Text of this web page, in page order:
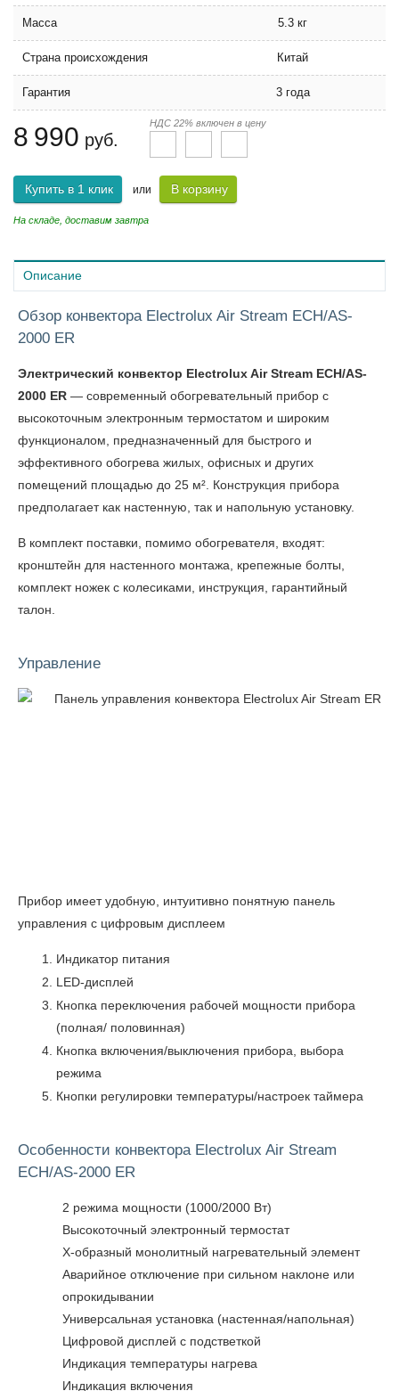
Масса 5.3 кг
Страна происхождения Китай
Гарантия 3 года
8 990 руб.
НДС 22% включен в цену
Купить в 1 клик или В корзину
На складе, доставим завтра
Описание
Обзор конвектора Electrolux Air Stream ECH/AS-
2000 ER
Электрический конвектор Electrolux Air Stream ECH/AS-
2000 ER — современный обогревательный прибор с
высокоточным электронным термостатом и широким
функционалом, предназначенный для быстрого и
эффективного обогрева жилых, офисных и других
помещений площадью до 25 м². Конструкция прибора
предполагает как настенную, так и напольную установку.
В комплект поставки, помимо обогревателя, входят:
кронштейн для настенного монтажа, крепежные болты,
комплект ножек с колесиками, инструкция, гарантийный
талон.
Управление
Прибор имеет удобную, интуитивно понятную панель
управления c цифровым дисплеем
Индикатор питания
LED-дисплей
Кнопка переключения рабочей мощности прибора
(полная/ половинная)
Кнопка включения/выключения прибора, выбора
режима
Кнопки регулировки температуры/настроек таймера
Особенности конвектора Electrolux Air Stream
ECH/AS-2000 ER
2 режима мощности (1000/2000 Вт)
Высокоточный электронный термостат
Х-образный монолитный нагревательный элемент
Аварийное отключение при сильном наклоне или
опрокидывании
Универсальная установка (настенная/напольная)
Цифровой дисплей с подстветкой
Индикация температуры нагрева
Индикация включения